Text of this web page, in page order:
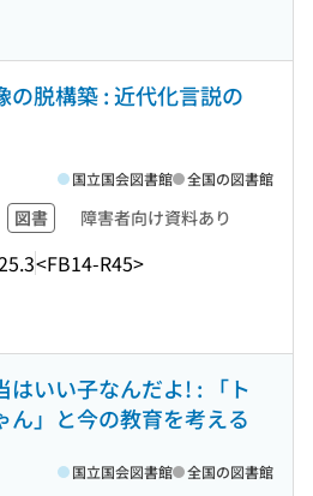
の脱構築 : 近代化言説の
図書 障害者向け資料あり
<FB14-R45>
国立国会図書館 全国の図書館
はいい子なんだよ! : 「ト
ん」と今の教育を考える
国立国会図書館 全国の図書館